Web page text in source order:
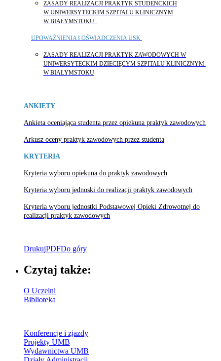
ZASADY REALIZACJI PRAKTYK STUDENCKICH
W UNIWERSYTECKIM SZPITALU KLINICZNYM
W BIAŁYMSTOKU
UPOWAŻNIENIA I OŚWIADCZENIA USK
ZASADY REALIZACJI PRAKTYK ZAWODOWYCH W
UNIWERSYTECKIM DZIECIĘCYM SZPITALU KLINICZNYM
W BIAŁYMSTOKU
ANKIETY
Ankieta oceniająca studenta przez opiekuna praktyk zawodowych
Arkusz oceny praktyk zawodowych przez studenta
KRYTERIA
Kryteria wyboru opiekuna do praktyk zawodowych
Kryteria wyboru jednoski do realizacji praktyk zawodowych
Kryteria wyboru jednostki Podstawowej Opieki Zdrowotnej do
realizacji praktyk zawodowych
DrukujPDFDo góry
Czytaj także:
O Uczelni
Biblioteka
Konferencje i zjazdy
Projekty UMB
Wydawnictwa UMB